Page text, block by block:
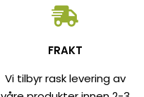
FRAKT
Vi tilbyr rask levering av